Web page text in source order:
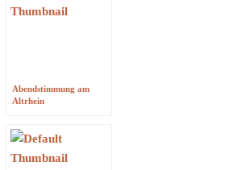
Abendstimmung am
Altrhein